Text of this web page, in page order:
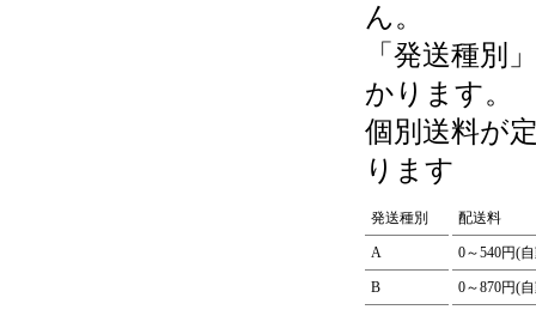
ん。
「発送種別
かります。
個別送料が
ります
発送種別 配送料
A 0～540円(
B 0～870円(